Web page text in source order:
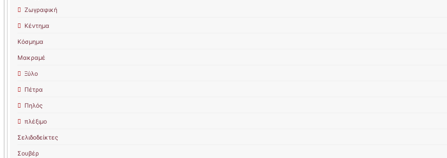
Ζωγραφική
Κέντημα
Κόσμημα
Μακραμέ
Ξύλο
Πέτρα
Πηλός
πλέξιμο
Σελιδοδείκτες
Σουβέρ